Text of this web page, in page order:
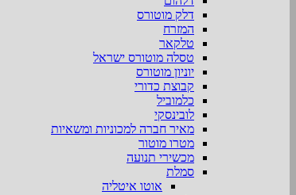
דלק מוטורס
המזרח
טלקאר
טסלה מוטורס ישראל
יוניון מוטורס
קבוצת כדורי
כלמוביל
לובינסקי
מאיר חברה למכוניות ומשאיות
מטרו מוטור
מכשירי תנועה
סמלת
אוטו איטליה